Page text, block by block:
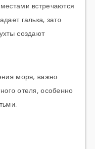
встречаются
галька, зато
создают
моря, важно
отеля, особенно